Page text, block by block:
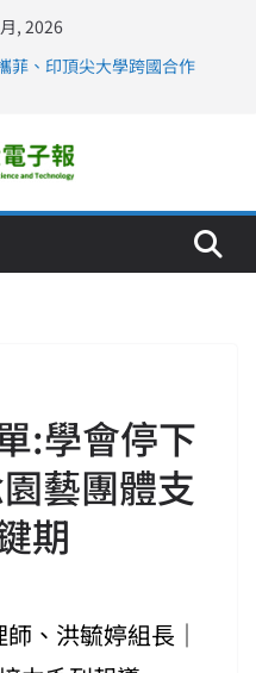
, 2026
、印頂尖大學跨國合作
健康平權與智慧照護實踐
略聯盟 培育護理尖兵
:學會停下
藝團體支
期
、洪毓婷組長｜